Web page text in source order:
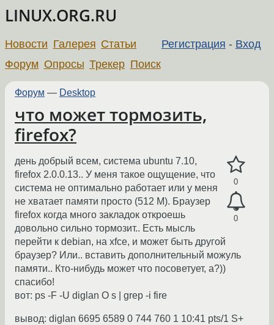
LINUX.ORG.RU
Регистрация - Вход
Новости Галерея Статьи
Форум Опросы Трекер Поиск
Форум — Desktop
что может тормозить,
firefox?
0
0
день добрый всем, система ubuntu 7.10,
firefox 2.0.0.13.. У меня такое ощущение, что
система не оптимально работает или у меня
не хватает памяти просто (512 M). Браузер
firefox когда много закладок откроешь
довольно сильно тормозит.. Есть мысль
перейти к debian, на xfce, и может быть другой
браузер? Или.. вставить дополнительный можуль
памяти.. Кто-нибудь может что посоветует, а?))
спасибо!
вот: ps -F -U diglan O s | grep -i fire
вывод: diglan 6695 6589 0 744 760 1 10:41 pts/1 S+